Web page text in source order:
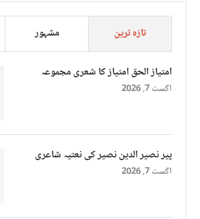
تازہ ترین مشہور
امتیاز الحق امتیاز کا شعری مجموعہ
اگست 7, 2026
پیر نصیر الدین نصیر کی نعتیہ شاعری
اگست 7, 2026